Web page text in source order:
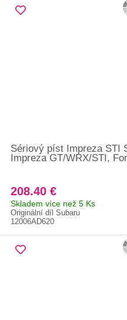
Sériový píst Impreza STI
Impreza GT/WRX/STI,
208.40 €
Skladem více než 5 Ks
Originální díl Subaru
12006AD620